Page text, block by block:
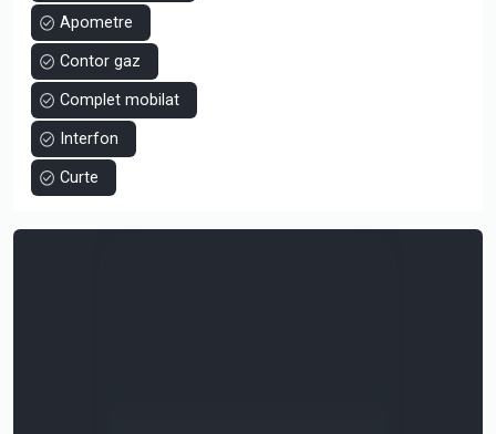
Apometre
Contor gaz
Complet mobilat
Interfon
Curte